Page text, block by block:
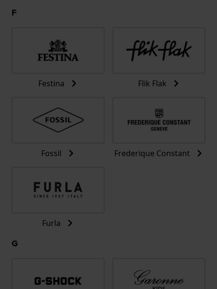
F
Festina Flik Flak
Fossil Frederique Constant
Furla
G